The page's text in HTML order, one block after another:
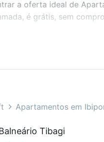
a oferta ideal de
é grátis, sem
para pesquisar por
combinar
à venda em Balneário
para você, com
Apartamentos em
Tibagi